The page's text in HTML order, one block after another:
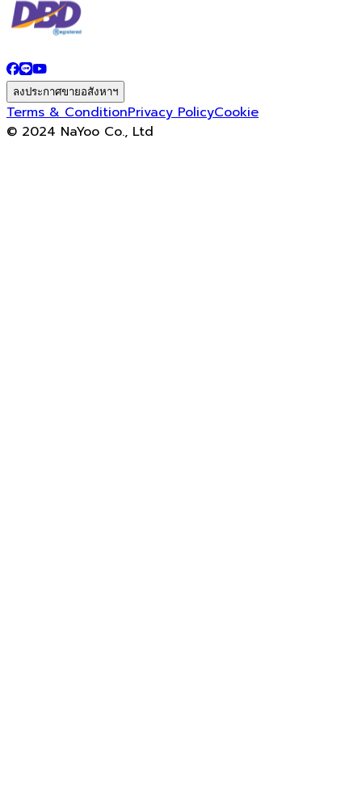
ลงประกาศขายอสังหาฯ
Terms & ConditionPrivacy PolicyCookie
© 2024 NaYoo Co., Ltd